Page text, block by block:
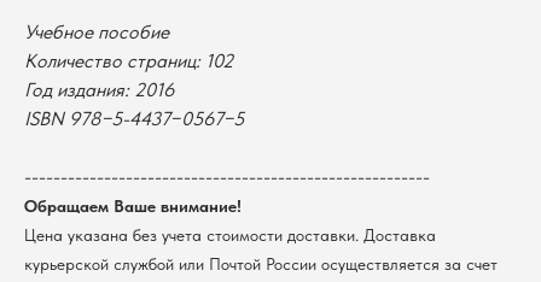
Учебное пособие
Количество страниц: 102
Год издания: 2016
ISBN 978−5-4437−0567−5
--------------------------------------------------------
Обращаем Ваше внимание!
Цена указана без учета стоимости доставки. Доставка
курьерской службой или Почтой России осуществляется за счет
Новосибирский государственный
университет